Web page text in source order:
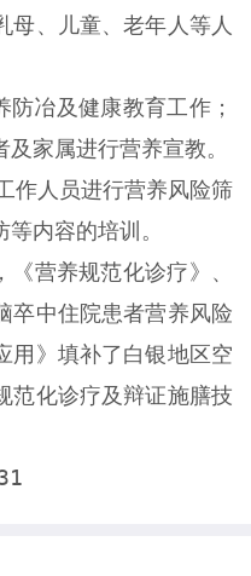
母、儿童、老年人等人
冶及健康教育工作；
家属进行营养宣教。
作人员进行营养风险筛
内容的培训。
营养规范化诊疗》、
卒中住院患者营养风险
用 》填补了白银地区空
范化诊疗及辩证施膳技